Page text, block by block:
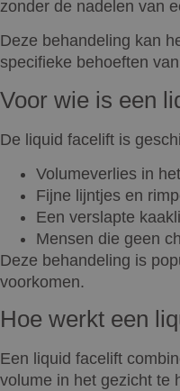
zonder de nadelen van
Deze behandeling kan
specifieke behoeften
Voor wie is een
De liquid facelift is
Volumeverlies in
Fijne lijntjes en
Een verslapte
Mensen die geen
Deze behandeling is
voorkomen.
Hoe werkt een
Een liquid facelift
volume in het gezicht te